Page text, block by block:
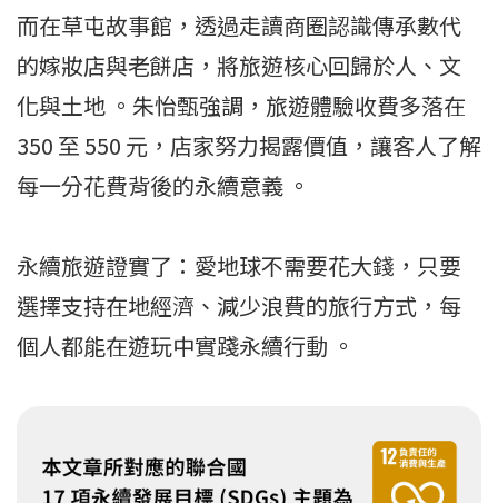
而在草屯故事館，透過走讀商圈認識傳承數代
的嫁妝店與老餅店，將旅遊核心回歸於人、文
化與土地 。朱怡甄強調，旅遊體驗收費多落在
350 至 550 元，店家努力揭露價值，讓客人了解
每一分花費背後的永續意義 。
永續旅遊證實了：愛地球不需要花大錢，只要
選擇支持在地經濟、減少浪費的旅行方式，每
個人都能在遊玩中實踐永續行動 。